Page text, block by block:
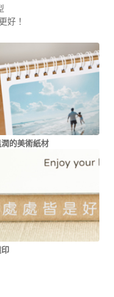
好！
的美術紙材
印